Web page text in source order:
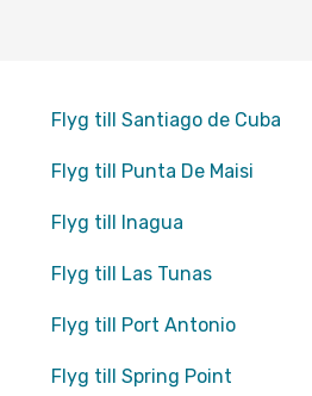
Flyg till Santiago de Cuba
Flyg till Punta De Maisi
Flyg till Inagua
Flyg till Las Tunas
Flyg till Port Antonio
Flyg till Spring Point